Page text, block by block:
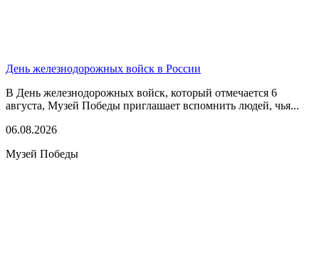
День железнодорожных войск в России
В День железнодорожных войск, который отмечается 6
августа, Музей Победы приглашает вспомнить людей, чья...
06.08.2026
Музей Победы